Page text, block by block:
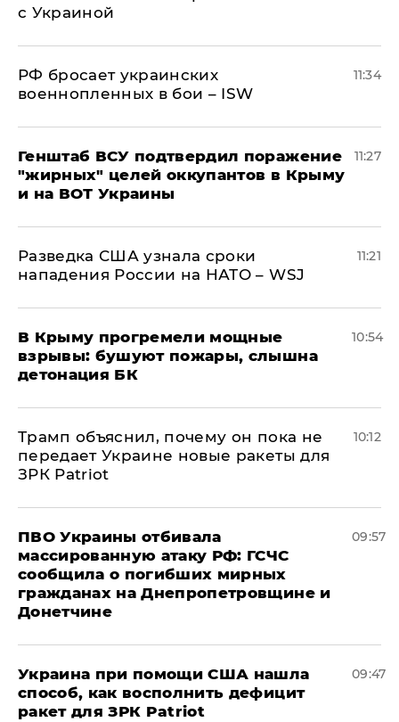
с Украиной
РФ бросает украинских
военнопленных в бои – ISW
11:34
Генштаб ВСУ подтвердил поражение
"жирных" целей оккупантов в Крыму
и на ВОТ Украины
11:27
Разведка США узнала сроки
нападения России на НАТО – WSJ
11:21
В Крыму прогремели мощные
взрывы: бушуют пожары, слышна
детонация БК
10:54
Трамп объяснил, почему он пока не
передает Украине новые ракеты для
ЗРК Patriot
10:12
ПВО Украины отбивала
массированную атаку РФ: ГСЧС
сообщила о погибших мирных
гражданах на Днепропетровщине и
Донетчине
09:57
Украина при помощи США нашла
способ, как восполнить дефицит
ракет для ЗРК Patriot
09:47